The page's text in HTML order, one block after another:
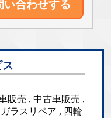
い合わせする
販売 , 中古車販売 ,
ラスリペア , 四輪